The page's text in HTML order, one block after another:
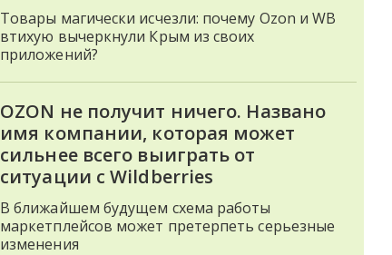
Товары магически исчезли: почему Ozon и WB
втихую вычеркнули Крым из своих
приложений?
OZON не получит ничего. Названо
имя компании, которая может
сильнее всего выиграть от
ситуации с Wildberries
В ближайшем будущем схема работы
маркетплейсов может претерпеть серьезные
изменения